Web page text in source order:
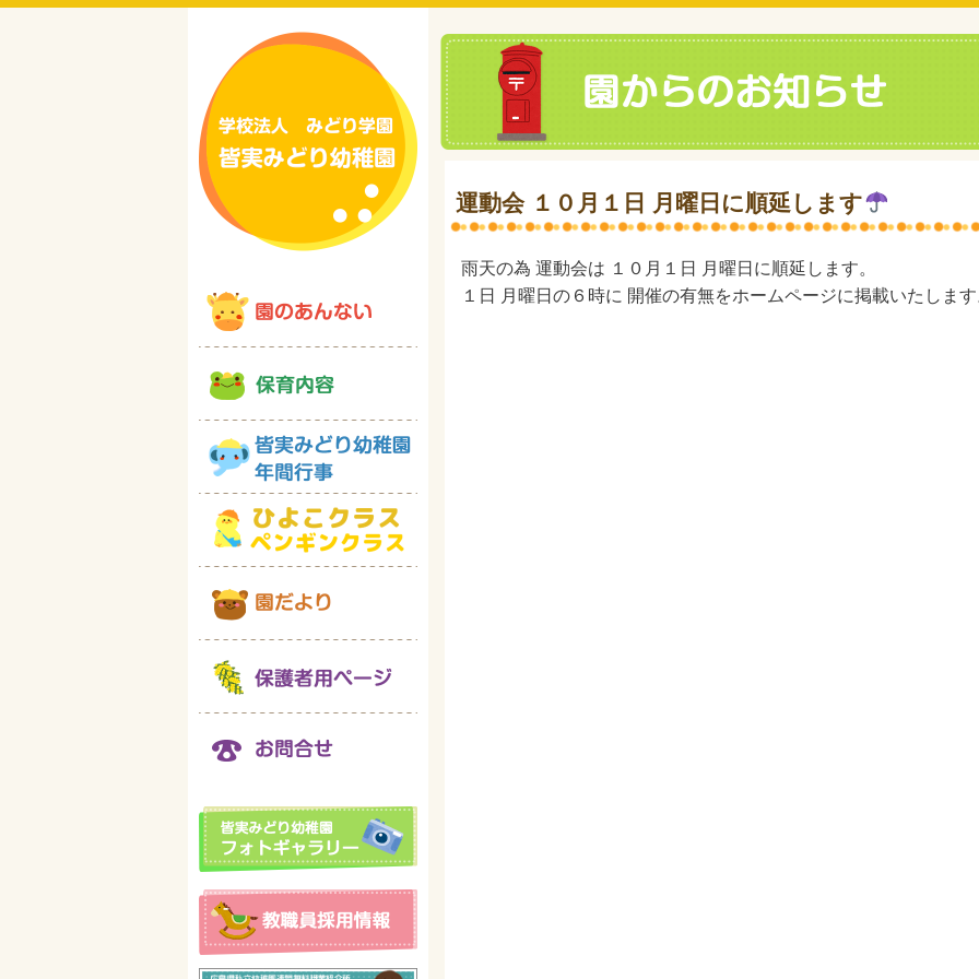
運動会 １０月１日 月曜日に順延します
雨天の為 運動会は １０月１日 月曜日に順延します。
１日 月曜日の６時に 開催の有無をホームページに掲載いたしま